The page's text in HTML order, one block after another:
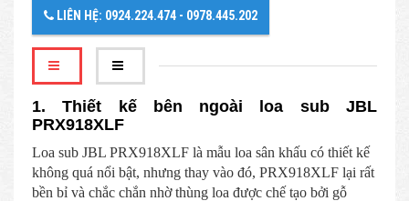
LIÊN HỆ: 0924.224.474 - 0978.445.202
1. Thiết kế bên ngoài loa sub JBL
PRX918XLF
Loa sub JBL PRX918XLF là mẫu loa sân khấu có thiết kế
không quá nổi bật, nhưng thay vào đó, PRX918XLF lại rất
bền bỉ và chắc chắn nhờ thùng loa được chế tạo bởi gỗ